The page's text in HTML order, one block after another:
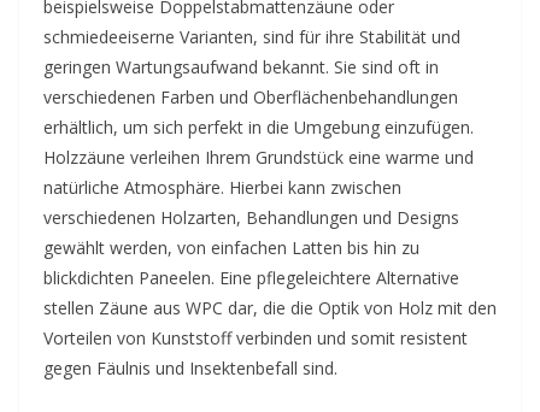
beispielsweise Doppelstabmattenzäune oder
schmiedeeiserne Varianten, sind für ihre Stabilität und
geringen Wartungsaufwand bekannt. Sie sind oft in
verschiedenen Farben und Oberflächenbehandlungen
erhältlich, um sich perfekt in die Umgebung einzufügen.
Holzzäune verleihen Ihrem Grundstück eine warme und
natürliche Atmosphäre. Hierbei kann zwischen
verschiedenen Holzarten, Behandlungen und Designs
gewählt werden, von einfachen Latten bis hin zu
blickdichten Paneelen. Eine pflegeleichtere Alternative
stellen Zäune aus WPC dar, die die Optik von Holz mit den
Vorteilen von Kunststoff verbinden und somit resistent
gegen Fäulnis und Insektenbefall sind.